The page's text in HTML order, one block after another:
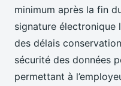
minimum après la fin
signature électronique
des délais
sécurité des données
permettant à